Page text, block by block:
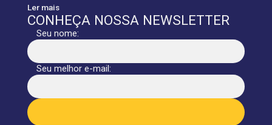
Ler mais
CONHEÇA NOSSA NEWSLETTER
Seu nome:
Seu melhor e-mail: